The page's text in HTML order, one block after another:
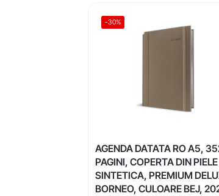
-30%
AGENDA DATATA RO A5,
PAGINI, COPERTA DIN PIELE
SINTETICA, PREMIUM
BORNEO, CULOARE BEJ,